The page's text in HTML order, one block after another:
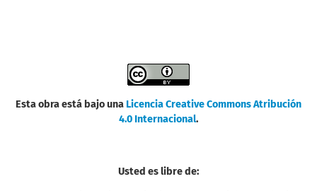
Esta obra está bajo una Licencia Creative Commons Atribución
4.0 Internacional.
Usted es libre de: